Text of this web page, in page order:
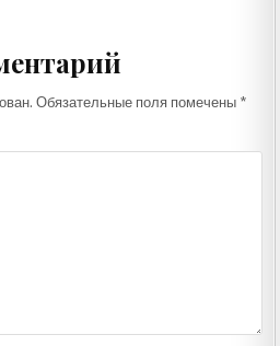
Обязательные поля помечены *